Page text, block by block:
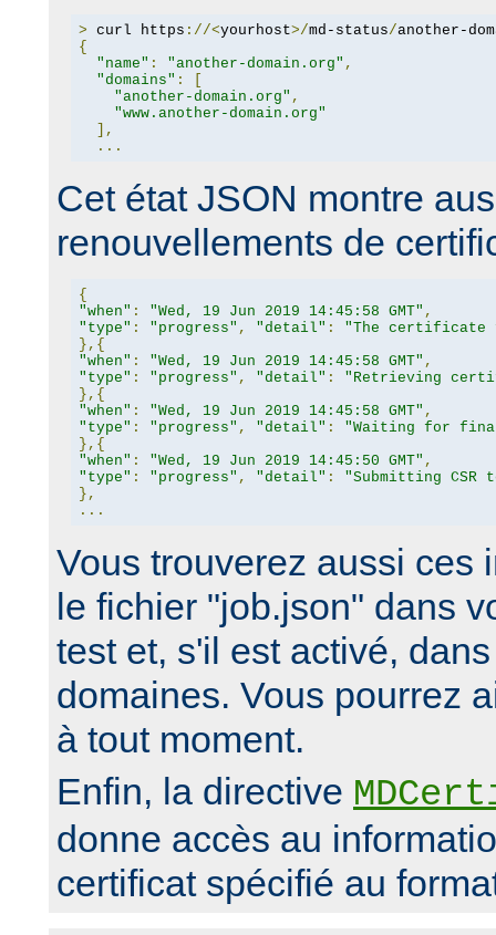
> curl https ://<yourhost>/md-status/another-
{
"name" : "another-domain.org" ,
"domains" :
"another-domain.org" ,
"www.another-domain.org"
],
...
Cet état JSON montre
renouvellements de
{
"when" : "Wed, 19 Jun 2019 14:45:58 GMT" ,
"type" : "progress" , "detail" :
"The certificate
},{
"when" : "Wed, 19 Jun 2019 14:45:58 GMT" ,
"type" : "progress" , "detail" :
"Retrieving
},{
"when" : "Wed, 19 Jun 2019 14:45:58 GMT" ,
"type" : "progress" , "detail" :
"Waiting for
},{
"when" : "Wed, 19 Jun 2019 14:45:50 GMT" ,
"type" : "progress" , "detail" :
"Submitting CSR
},
...
Vous trouverez aussi ces
le fichier "job.json" dans
test et, s'il est activé,
domaines. Vous pourrez
à tout moment.
Enfin, la directive
donne accès au
certificat spécifié au